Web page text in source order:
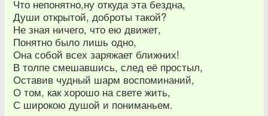
Что непонятно,ну откуда эта бездна,
Души открытой, доброты такой?
Не зная ничего, что ею движет,
Понятно было лишь одно,
Она собой всех заряжает ближних!
В толпе смешавшись, след её простыл,
Оставив чудный шарм воспоминаний,
О том, как хорошо на свете жить,
С широкою душой и пониманьем.